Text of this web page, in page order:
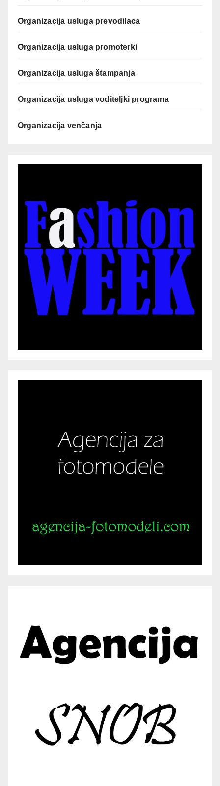
Organizacija usluga prevodilaca
Organizacija usluga promoterki
Organizacija usluga štampanja
Organizacija usluga voditeljki programa
Organizacija venčanja